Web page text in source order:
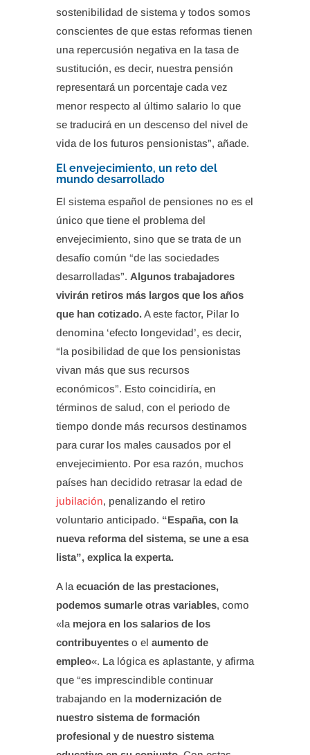
sostenibilidad de sistema y todos somos
conscientes de que estas reformas tienen
una repercusión negativa en la tasa de
sustitución, es decir, nuestra pensión
representará un porcentaje cada vez
menor respecto al último salario lo que
se traducirá en un descenso del nivel de
vida de los futuros pensionistas”, añade.
El envejecimiento, un reto del
mundo desarrollado
El sistema español de pensiones no es el
único que tiene el problema del
envejecimiento, sino que se trata de un
desafío común “de las sociedades
desarrolladas”. Algunos trabajadores
vivirán retiros más largos que los años
que han cotizado.A este factor, Pilar lo
denomina ‘efecto longevidad’, es decir,
“la posibilidad de que los pensionistas
vivan más que sus recursos
económicos”. Esto coincidiría, en
términos de salud, con el periodo de
tiempo donde más recursos destinamos
para curar los males causados por el
envejecimiento. Por esa razón, muchos
países han decidido retrasar la edad de
jubilación, penalizando el retiro
voluntario anticipado. “España, con la
nueva reforma del sistema, se une a esa
lista”, explica la experta.
A la ecuación de las prestaciones,
podemos sumarle otras variables, como
«la mejora en los salarios de los
contribuyenteso el aumento de
empleo«. La lógica es aplastante, y afirma
que “es imprescindible continuar
trabajando en la modernización de
nuestro sistema de formación
profesional y de nuestro sistema